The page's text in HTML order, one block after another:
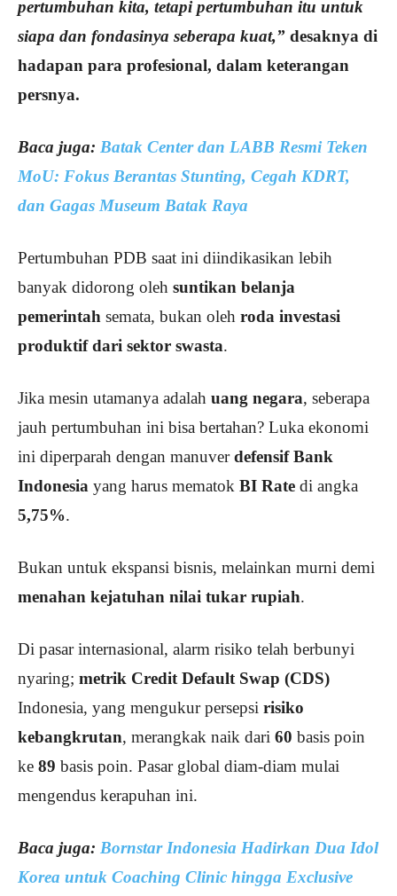
pertumbuhan kita, tetapi pertumbuhan itu untuk
siapa dan fondasinya seberapa kuat,” desaknya di
hadapan para profesional, dalam keterangan
persnya.
Baca juga: Batak Center dan LABB Resmi Teken
MoU: Fokus Berantas Stunting, Cegah KDRT,
dan Gagas Museum Batak Raya
Pertumbuhan PDB saat ini diindikasikan lebih
banyak didorong oleh suntikan belanja
pemerintah semata, bukan oleh roda investasi
produktif dari sektor swasta.
Jika mesin utamanya adalah uang negara, seberapa
jauh pertumbuhan ini bisa bertahan? Luka ekonomi
ini diperparah dengan manuverdefensif Bank
Indonesia yang harus mematok BI Rate di angka
5,75%.
Bukan untuk ekspansi bisnis, melainkan murni demi
menahan kejatuhan nilai tukar rupiah.
Di pasar internasional, alarm risiko telah berbunyi
nyaring; metrik Credit Default Swap (CDS)
Indonesia, yang mengukur persepsi risiko
kebangkrutan, merangkak naik dari 60 basis poin
ke 89 basis poin. Pasar global diam-diam mulai
mengendus kerapuhan ini.
Baca juga: Bornstar Indonesia Hadirkan Dua Idol
Korea untuk Coaching Clinic hingga Exclusive